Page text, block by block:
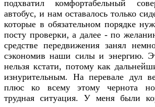
подхватил комфортабельный
автобус, и нам оставалось только
которые в обязательном порядке
посту проверки, а далее - по
средстве передвижения занял
сэкономив наши силы и энергию.
нельзя кстати, потому как
изнурительным. На перевале дул
плюс ко всему этому чернота
трудная ситуация. У меня были